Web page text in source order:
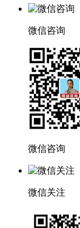
微信咨询
微信咨询
微信关注